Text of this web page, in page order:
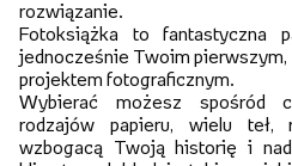
rozwiązanie.
Fotoksiążka to fantastyczna
jednocześnie Twoim pierwszym,
projektem fotograficznym.
Wybierać możesz spośród
rodzajów papieru, wielu teł,
wzbogacą Twoją historię i